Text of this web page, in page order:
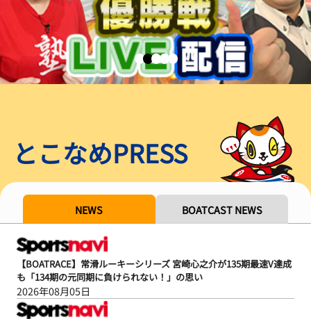
とこなめPRESS
NEWS BOATCAST NEWS
【BOATRACE】常滑ルーキーシリーズ 宮崎心之介が135期最速V達成
も「134期の元同期に負けられない！」の思い
2026年08月05日